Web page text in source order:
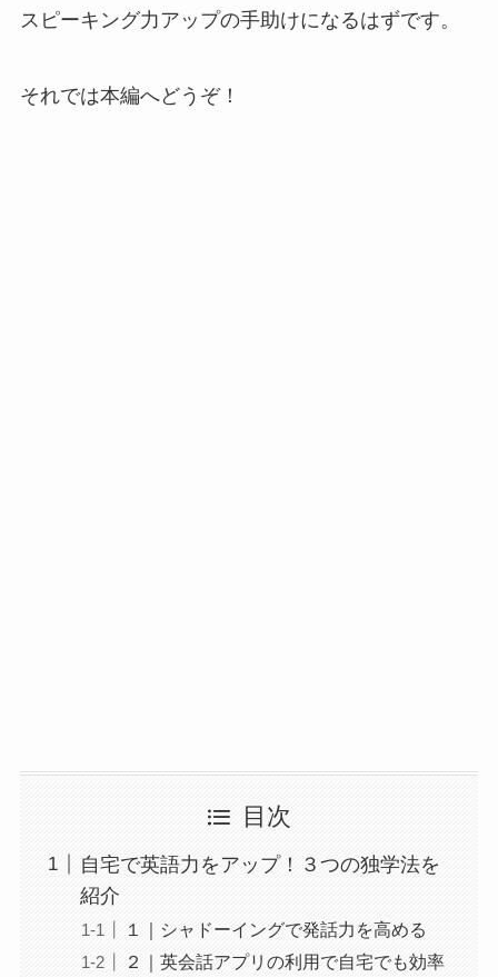
スピーキング力アップの手助けになるはずです。
それでは本編へどうぞ！
目次
自宅で英語力をアップ！３つの独学法を
紹介
１｜シャドーイングで発話力を高める
２｜英会話アプリの利用で自宅でも効率